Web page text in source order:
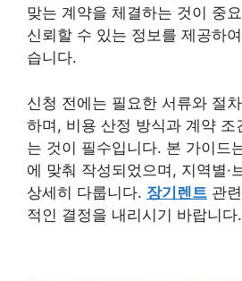
맞는 계약을 체결하는 것이 중
신뢰할 수 있는 정보를 제공하
습니다.
신청 전에는 필요한 서류와 절
하며, 비용 산정 방식과 계약 조
는 것이 필수입니다. 본 가이드
에 맞춰 작성되었으며, 지역별·
상세히 다룹니다. 장기렌트 관
적인 결정을 내리시기 바랍니다.